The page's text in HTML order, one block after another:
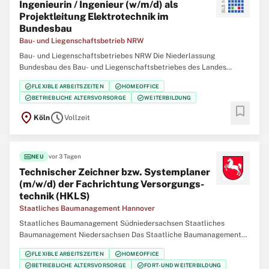
Ingenieurin / Ingenieur (w/m/d) als
Projekt­leitung Elektrotechnik im
Bundesbau
Bau- und Liegenschaftsbetrieb NRW
Bau- und Liegenschaftsbetriebes NRW Die Niederlassung
Bundesbau des Bau- und Liegenschaftsbetriebes des Landes
Nordrhein‑Westfalen (BLB NRW) sucht für den Standort Köln zum
nächstmöglichen Zeitpunkt eine/einen Ingenieurin / Ingenieur
(w/m/d) als Projektleitung Elektrotechnik im Bundesbau
check_circleFLEXIBLE ARBEITSZEITEN check_circleHOMEOFFICE
check_circleBETRIEBLICHE ALTERSVORSORGE check_circleWEITERBILDUNG
location_on KölnscheduleVollzeit bookmark
fiber_newNEU vor 3 Tagen
Technischer Zeichner bzw. Systemplaner
(m/w/d) der Fachrichtung Versorgungs­
technik (HKLS)
Staatliches Baumanagement Hannover
Staatliches Baumanagement Südniedersachsen Staatliches
Baumanagement Niedersachsen Das Staatliche Baumanagement
Hannover führt als eines von sieben staatlichen Bauämtern in
Niedersachsen Baumaßnahmen des Landes und des Bundes durch.
check_circleFLEXIBLE ARBEITSZEITEN check_circleHOMEOFFICE
check_circleBETRIEBLICHE ALTERSVORSORGE check_circleFORT- UND WEITERBILDUNG